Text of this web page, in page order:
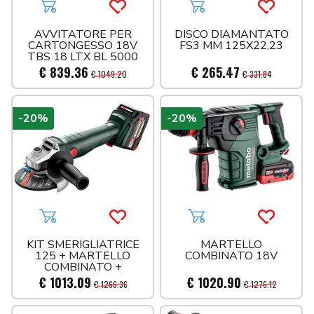
Aggiungi al carrelloAcquista più tardi
AVVITATORE PER
CARTONGESSO 18V
TBS 18 LTX BL 5000
€ 839.36 € 1049.20
Aggiungi al carrello
DISCO DIAMANTATO
FS3 MM 125X22,23
€ 265.47 € 331.84
Aggiungi al carrelloAcquista più tardi
KIT SMERIGLIATRICE
125 + MARTELLO
COMBINATO +
TRAPANO 18V
€ 1013.09 € 1266.36
-20%
Aggiungi al carrello
MARTELLO
COMBINATO 18V
€ 1020.90 € 1276.12
-20%
SANITARI
SEDILI
SCARICO INNESTO
SCARICO PVC ARANCIO
SCARICO PVC BIANCO
SIFONI
SISTEMI DOCCIA
SPORTELLI
TECO
UTENSILERIA
VALVOLE